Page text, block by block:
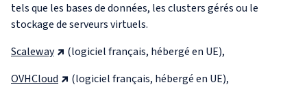
tels que les bases de données, les clusters gérés ou le
stockage de serveurs virtuels.
Scaleway
(logiciel français, hébergé en UE),
OVHCloud
(logiciel français, hébergé en UE),